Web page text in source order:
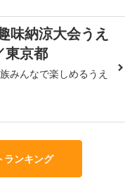
味納涼大会うえ
東京都
みんなで楽しめるうえ
ランキング